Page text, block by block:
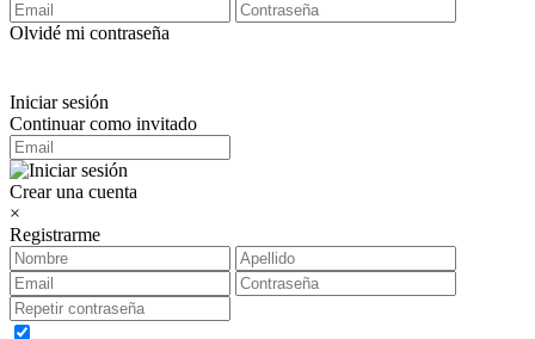
Olvidé mi contraseña
Iniciar sesión
Continuar como invitado
Crear una cuenta
×
Registrarme